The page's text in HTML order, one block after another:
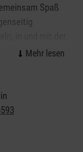
Spaß
und mit
und aktiv.
und jungen
und als Träger